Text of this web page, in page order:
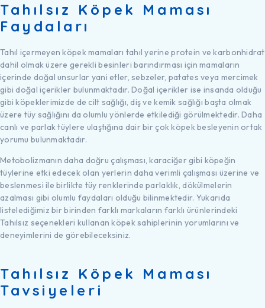
Tahılsız Köpek Maması
Faydaları
Tahıl içermeyen köpek mamaları tahıl yerine protein ve karbonhidrat
dahil olmak üzere gerekli besinleri barındırması için mamaların
içerinde doğal unsurlar yani etler, sebzeler, patates veya mercimek
gibi doğal içerikler bulunmaktadır. Doğal içerikler ise insanda olduğu
gibi köpeklerimizde de cilt sağlığı, diş ve kemik sağlığı başta olmak
üzere tüy sağlığını da olumlu yönlerde etkilediği görülmektedir. Daha
canlı ve parlak tüylere ulaştığına dair bir çok köpek besleyenin ortak
yorumu bulunmaktadır.
Metobolizmanın daha doğru çalışması, karaciğer gibi köpeğin
tüylerine etki edecek olan yerlerin daha verimli çalışması üzerine ve
beslenmesi ile birlikte tüy renklerinde parlaklık, dökülmelerin
azalması gibi olumlu faydaları olduğu bilinmektedir. Yukarıda
listelediğimiz bir birinden farklı markaların farklı ürünlerindeki
Tahılsız seçenekleri kullanan köpek sahiplerinin yorumlarını ve
deneyimlerini de görebileceksiniz.
Tahılsız Köpek Maması
Tavsiyeleri